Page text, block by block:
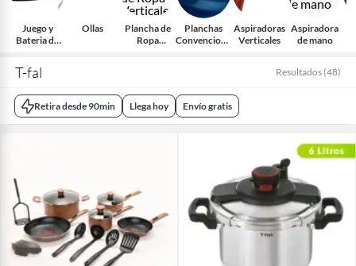
Juego y
Bateria de
Ollas
Plancha de
Ropa
Planchas
Convenciona
Aspiradoras
Verticales
Aspiradora
de mano
T-fal Resultados (48)
Retira desde 90min Llega hoy Envío gratis